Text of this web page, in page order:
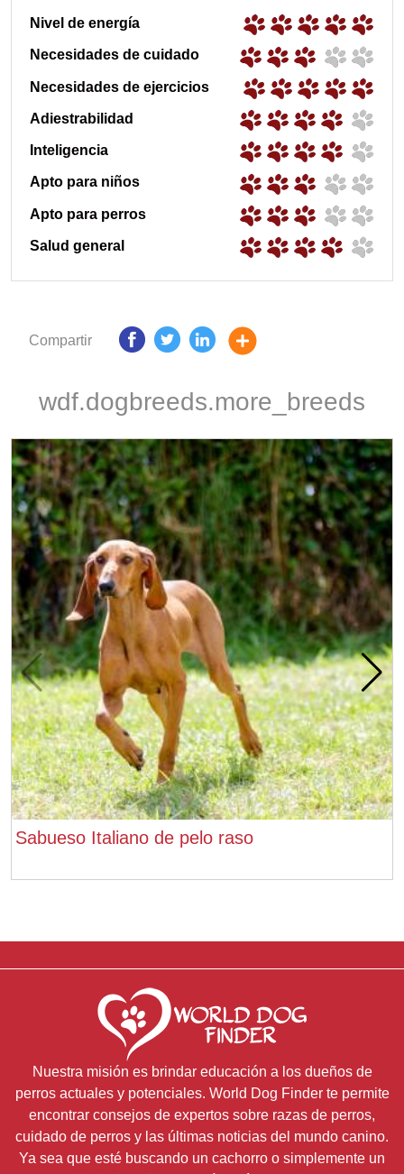
Nivel de energía
Necesidades de cuidado
Necesidades de ejercicios
Adiestrabilidad
Inteligencia
Apto para niños
Apto para perros
Salud general
Compartir
wdf.dogbreeds.more_breeds
Sabueso Italiano de pelo raso
Nuestra misión es brindar educación a los dueños de
perros actuales y potenciales. World Dog Finder te permite
encontrar consejos de expertos sobre razas de perros,
cuidado de perros y las últimas noticias del mundo canino.
Ya sea que esté buscando un cachorro o simplemente un